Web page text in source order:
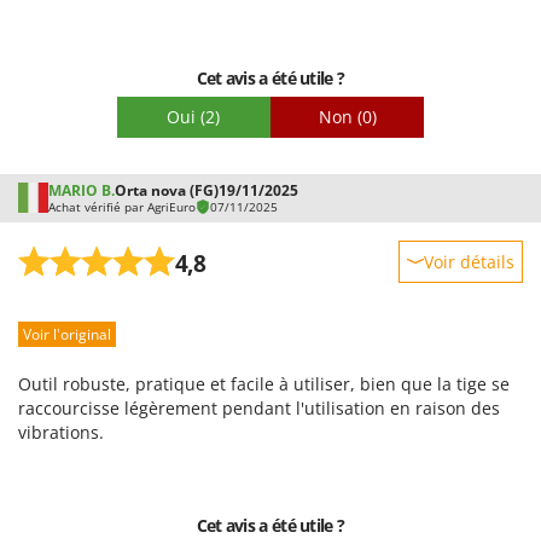
Cet avis a été utile ?
Oui (2) Non (0)
MARIO B.Orta nova (FG)19/11/2025
Achat vérifié par AgriEuro 07/11/2025
4,8 Voir détails
Prestations
Qualité / Prix
Facilité de montage
Voir l'original
Outil robuste, pratique et facile à utiliser, bien que la tige se
raccourcisse légèrement pendant l'utilisation en raison des
vibrations.
Cet avis a été utile ?